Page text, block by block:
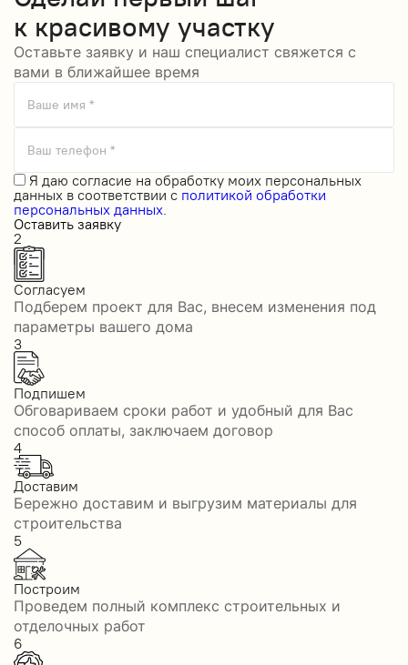
к красивому участку
Оставьте заявку и наш специалист свяжется с
вами в ближайшее время
Ваше имя *
Ваш телефон *
Я даю согласие на обработку моих персональных
данных в соответствии с политикой обработки
персональных данных.
Оставить заявку
2
Согласуем
Подберем проект для Вас, внесем изменения под
параметры вашего дома
3
Подпишем
Обговариваем сроки работ и удобный для Вас
способ оплаты, заключаем договор
4
Доставим
Бережно доставим и выгрузим материалы для
строительства
5
Построим
Проведем полный комплекс строительных и
отделочных работ
6